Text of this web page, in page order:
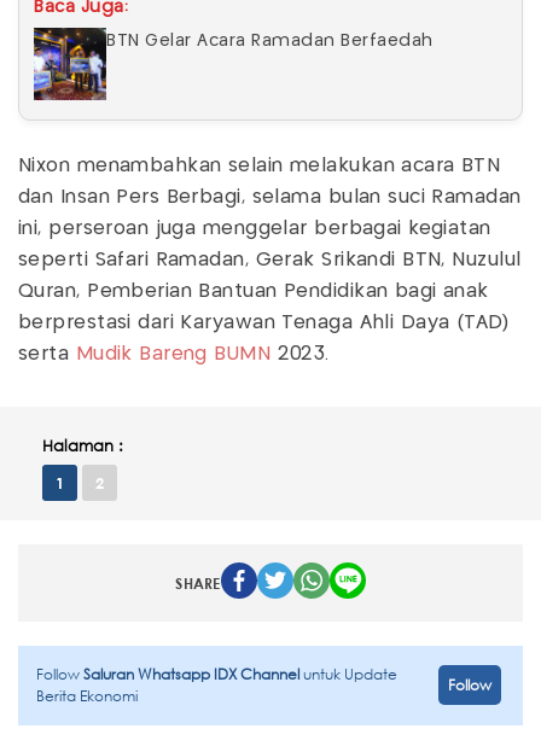
Baca Juga:
BTN Gelar Acara Ramadan Berfaedah
Nixon menambahkan selain melakukan acara BTN
dan Insan Pers Berbagi, selama bulan suci Ramadan
ini, perseroan juga menggelar berbagai kegiatan
seperti Safari Ramadan, Gerak Srikandi BTN, Nuzulul
Quran, Pemberian Bantuan Pendidikan bagi anak
berprestasi dari Karyawan Tenaga Ahli Daya (TAD)
serta Mudik Bareng BUMN 2023.
Halaman :
1 2
SHARE
FollowSaluran Whatsapp IDX Channeluntuk Update
Berita Ekonomi
Follow